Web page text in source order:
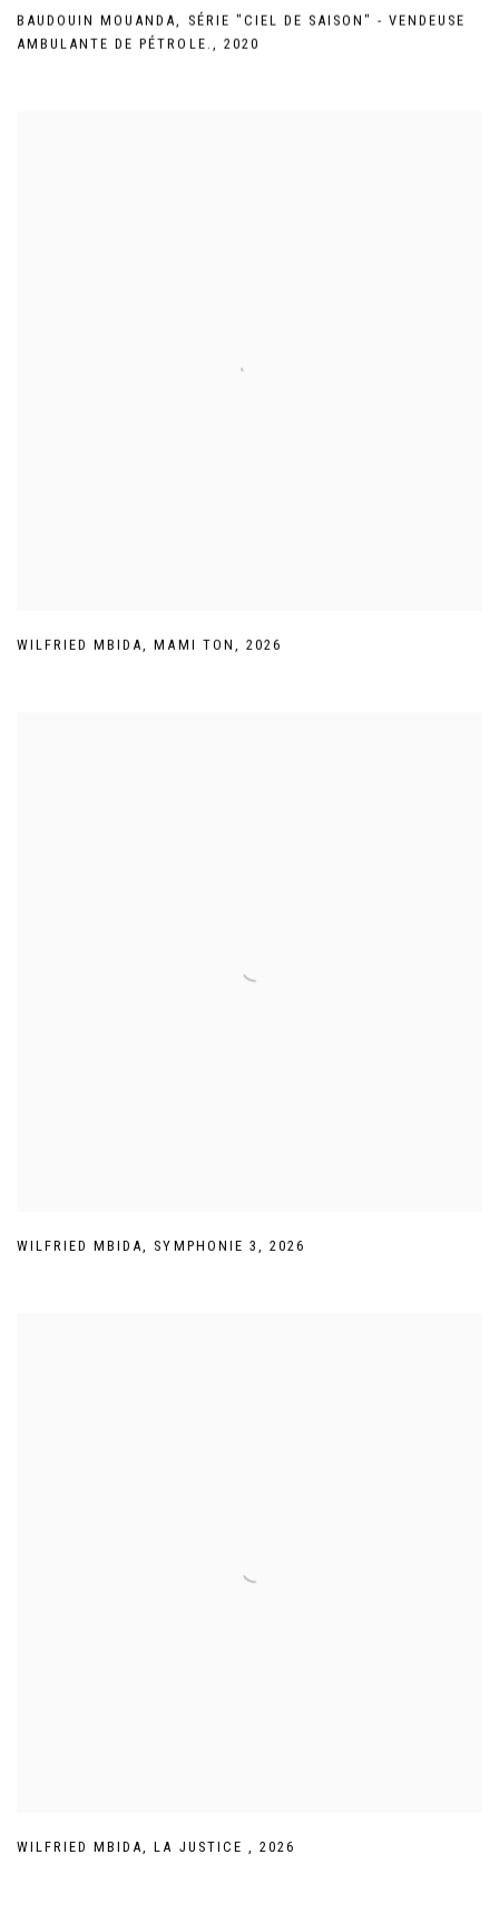
BAUDOUIN MOUANDA , SÉRIE "CIEL DE SAISON" - VENDEUSE
AMBULANTE DE PÉTROLE. , 2020
WILFRIED MBIDA ,MAMI TON , 2026
WILFRIED MBIDA , SYMPHONIE 3 , 2026
WILFRIED MBIDA ,LA JUSTICE 2026